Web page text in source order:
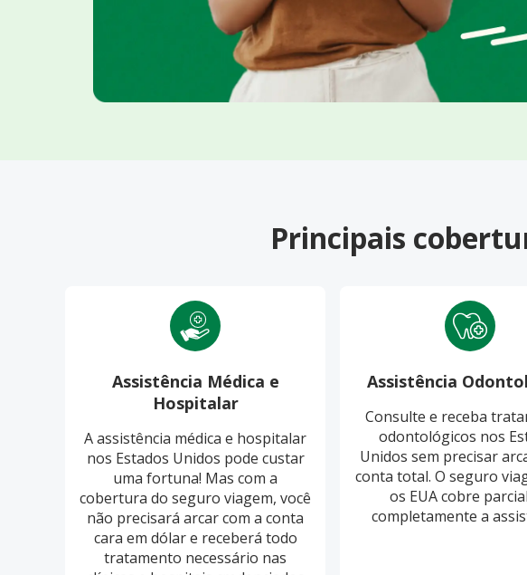
Principais
Assistência Médica e
Hospitalar
A assistência médica e hospitalar
nos Estados Unidos pode custar
uma fortuna! Mas com a
cobertura do seguro viagem, você
não precisará arcar com a conta
cara em dólar e receberá todo
tratamento necessário nas
Assistência
Consulte e receba
odontológicos nos
Unidos sem precisar
conta total. O seguro
os EUA cobre
completamente a